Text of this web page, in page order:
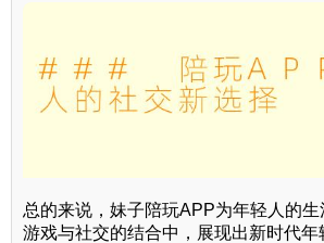
总的来说，妹子陪玩APP为年轻人的
游戏与社交的结合中，展现出新时代